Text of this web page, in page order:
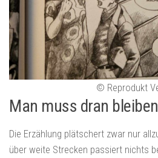
© Reprodukt
Man muss dran bleiben
Die Erzählung plätschert zwar nur
über weite Strecken passiert nichts